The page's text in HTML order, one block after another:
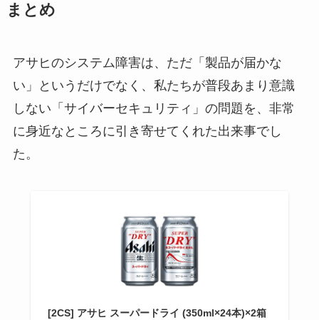
まとめ
アサヒのシステム障害は、ただ「製品が届かな
い」というだけでなく、私たちが普段あまり意識
しない「サイバーセキュリティ」の問題を、非常
に身近なところに引き寄せてくれた出来事でし
た。
[2CS] アサヒ スーパードライ (350ml×24本)×2箱